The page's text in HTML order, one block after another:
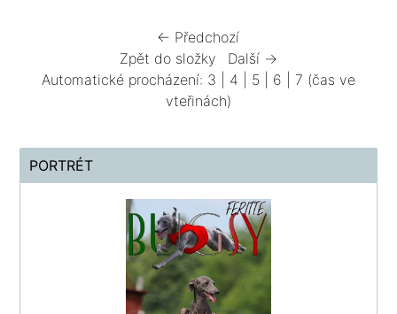
← Předchozí
Zpět do složky
Další →
Automatické procházení: 3 4 5 6 7 (čas ve
vteřinách)
PORTRÉT